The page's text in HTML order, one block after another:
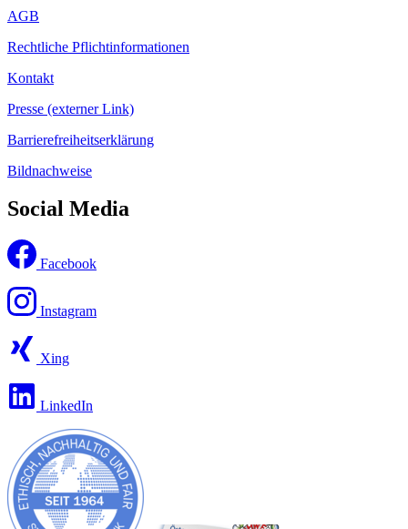
AGB
Rechtliche Pflichtinformationen
Kontakt
Presse (externer Link)
Barrierefreiheitserklärung
Bildnachweise
Social Media
Facebook
Instagram
Xing
LinkedIn